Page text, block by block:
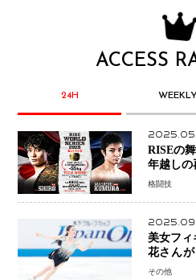
ACCESS
24H WEEKLY
RISEの
年越しの
格闘技
美女フ
花さん
手権欠場
その他